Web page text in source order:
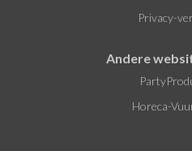
Privacy-
Andere
Horeca-